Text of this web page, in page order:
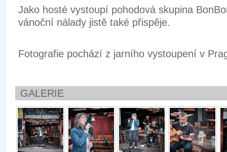
Jako hosté vystoupí pohodová skupina
vánoční nálady jistě také přispěje.
Fotografie pochází z jarního vystoupení v
GALERIE